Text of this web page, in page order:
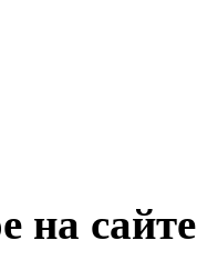
на сайте